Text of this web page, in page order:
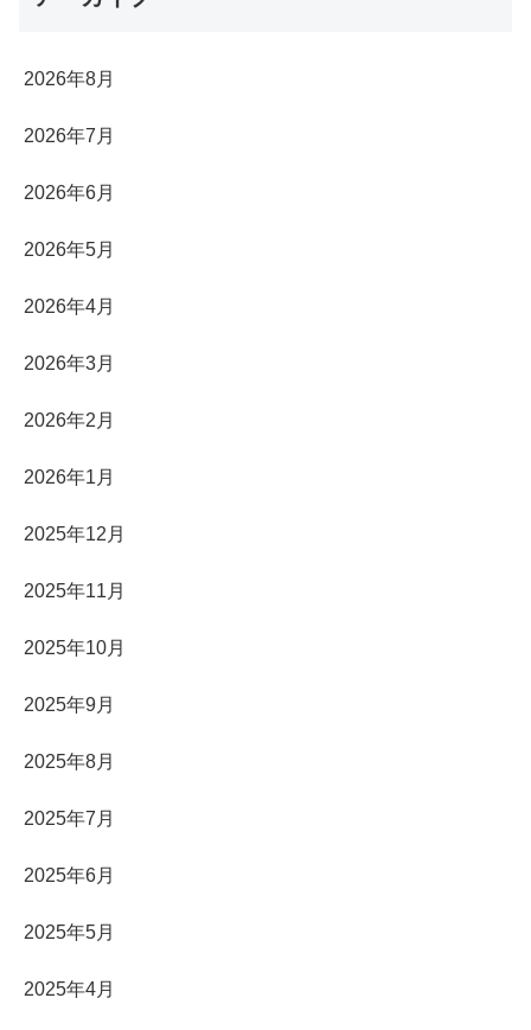
2026年8月
2026年7月
2026年6月
2026年5月
2026年4月
2026年3月
2026年2月
2026年1月
2025年12月
2025年11月
2025年10月
2025年9月
2025年8月
2025年7月
2025年6月
2025年5月
2025年4月